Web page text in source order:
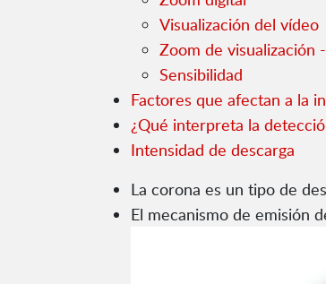
Visualización del vídeo
Zoom de visualización
Sensibilidad
Factores que afectan a la
¿Qué interpreta la
Intensidad de descarga
La corona es un tipo de
El mecanismo de emisión